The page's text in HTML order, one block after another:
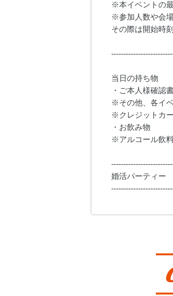
※本イベントの
※参加人数や会
その際は開始時
当日の持ち物
・ご本人様確認
※その他、各イ
※クレジットカ
・お飲み物
※アルコール飲
婚活パーティー